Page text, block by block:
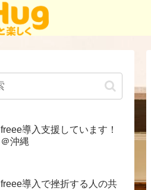
freee導入支援しています！
＠沖縄
freee導入で挫折する人の共